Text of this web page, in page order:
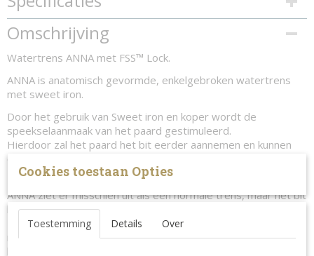
Productcode
300-3077
Omschrijving
Watertrens ANNA met FSS™ Lock.
ANNA is anatomisch gevormde, enkelgebroken watertrens
met sweet iron.
Door het gebruik van Sweet iron en koper wordt de
speekselaanmaak van het paard gestimuleerd.
Hierdoor zal het paard het bit eerder aannemen en kunnen
ontspannen.
ANNA ziet er misschien uit als een normale trens, maar het bit
heeft een aantal gave functies.
Zo zorgt het Fager Smart System (FSS™) ervoor dat het bit
met geen mogelijkheid in een oncomfortable manier kan
Cookies toestaan Opties
Toestemming Details Over